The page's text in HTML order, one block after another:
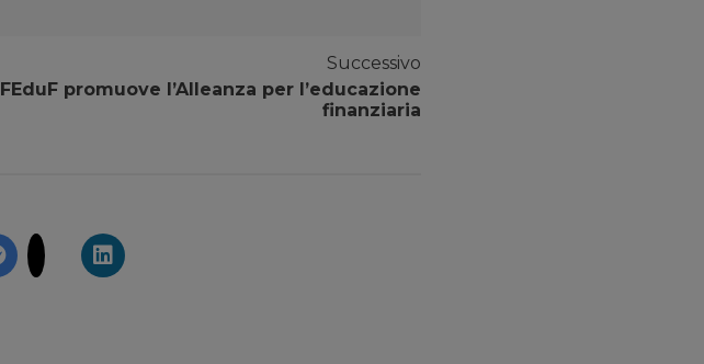
Successivo
FEduF promuove l’Alleanza per l’educazione
finanziaria